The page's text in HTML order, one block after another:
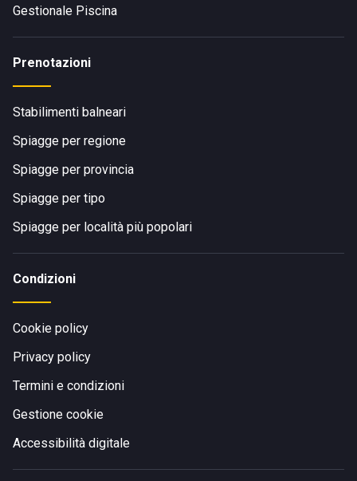
Gestionale Piscina
Prenotazioni
Stabilimenti balneari
Spiagge per regione
Spiagge per provincia
Spiagge per tipo
Spiagge per località più popolari
Condizioni
Cookie policy
Privacy policy
Termini e condizioni
Gestione cookie
Accessibilità digitale